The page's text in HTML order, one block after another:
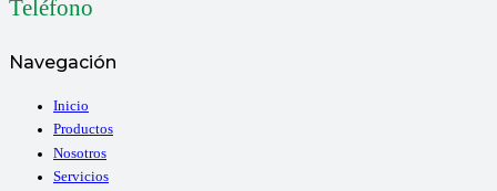
Teléfono
Navegación
Inicio
Productos
Nosotros
Servicios